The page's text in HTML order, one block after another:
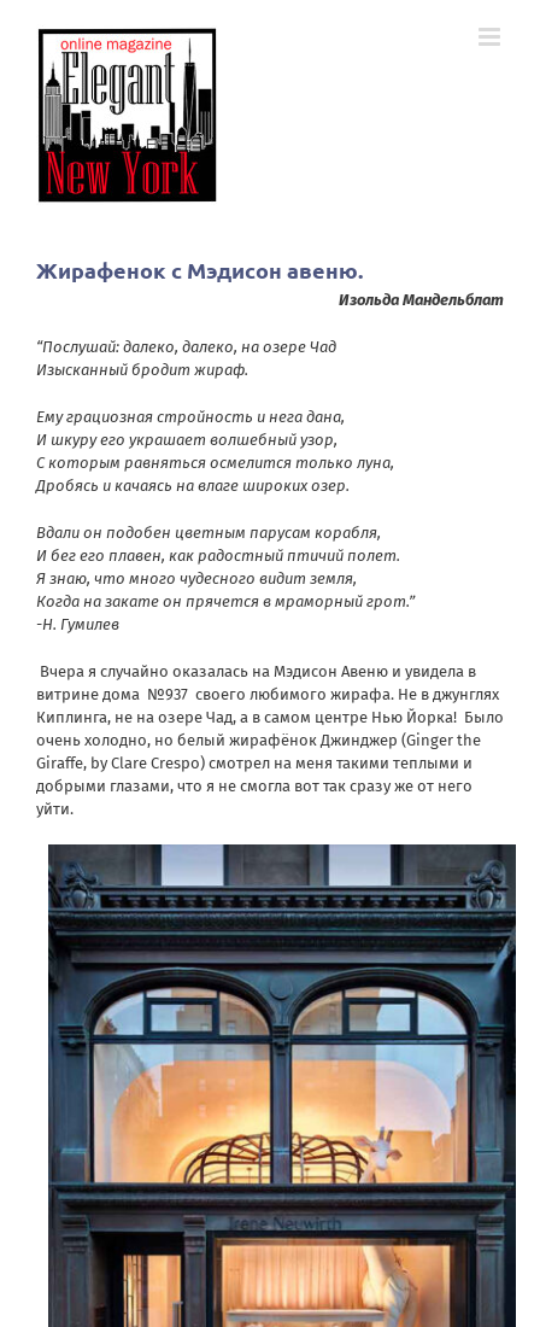
Жирафенок с Мэдисон авеню.
Изольда Мандельблат
“Послушай: далеко, далеко, на озере Чад
Изысканный бродит жираф.
Ему грациозная стройность и нега дана,
И шкуру его украшает волшебный узор,
С которым равняться осмелится только луна,
Дробясь и качаясь на влаге широких озер.
Вдали он подобен цветным парусам корабля,
И бег его плавен, как радостный птичий полет.
Я знаю, что много чудесного видит земля,
Когда на закате он прячется в мраморный грот.”
-Н. Гумилев
Вчера я случайно оказалась на Мэдисон Авеню и увидела в
витрине дома №937 своего любимого жирафа. Не в джунглях
Киплинга, не на озере Чад, а в самом центре Нью Йорка! Было
очень холодно, но белый жирафёнок Джинджер (Ginger the
Giraffe, by Clare Crespo) смотрел на меня такими теплыми и
добрыми глазами, что я не смогла вот так сразу же от него
уйти.